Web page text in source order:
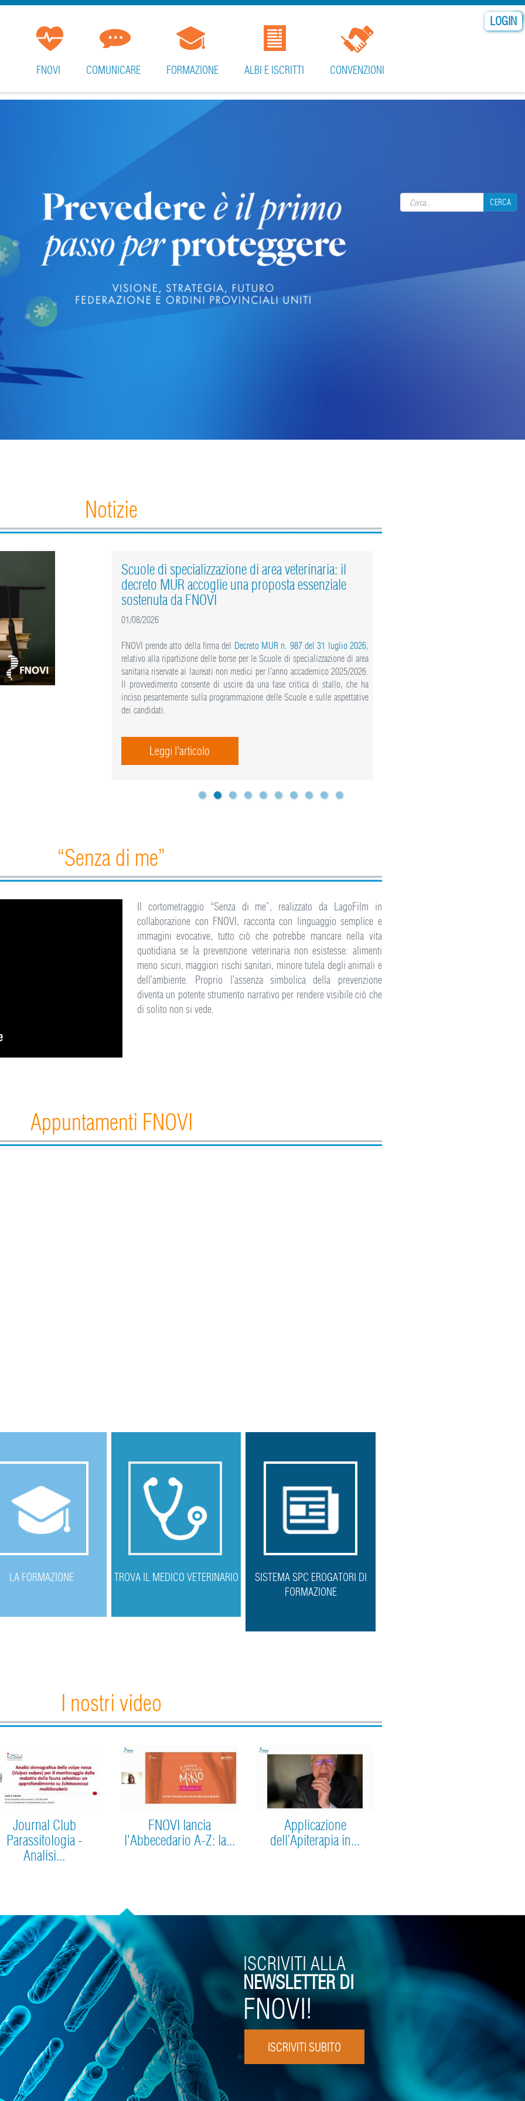
LOGIN
CERCA
CERCA
FNOVI COMUNICARE FORMAZIONE ALBI E ISCRITTI CONVENZIONI
Notizie
Scuole di specializzazione di area veterinaria: il
decreto MUR accoglie una proposta essenziale
sostenuta da FNOVI
01/08/2026
FNOVI prende atto della firma del Decreto MUR n. 987 del 31 luglio 2026,
relativo alla ripartizione delle borse per le Scuole di specializzazione di area
sanitaria riservate ai laureati non medici per l’anno accademico 2025/2026.
Il provvedimento consente di uscire da una fase critica di stallo, che ha
inciso pesantemente sulla programmazione delle Scuole e sulle aspettative
dei candidati.
Leggi l'articolo
“Senza di me”
Il cortometraggio “Senza di me”, realizzato da LagoFilm in
collaborazione con FNOVI, racconta con linguaggio semplice e
immagini evocative, tutto ciò che potrebbe mancare nella vita
quotidiana se la prevenzione veterinaria non esistesse: alimenti
meno sicuri, maggiori rischi sanitari, minore tutela degli animali e
dell’ambiente. Proprio l’assenza simbolica della prevenzione
diventa un potente strumento narrativo per rendere visibile ciò che
di solito non si vede.
Appuntamenti FNOVI
LA FORMAZIONE TROVA IL MEDICO VETERINARIO
SISTEMA SPC EROGATORI DI
FORMAZIONE
I nostri video
Journal Club
Parassitologia -
Analisi...
FNOVI lancia
l'Abbecedario A-Z: la...
Applicazione
dell’Apiterapia in...
FNOVI!
ISCRIVITI SUBITO
ISCRIVITI ALLA
NEWSLETTER DI